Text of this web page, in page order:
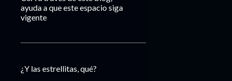
ayuda a que este espacio siga
vigente
¿Y las estrellitas, qué?